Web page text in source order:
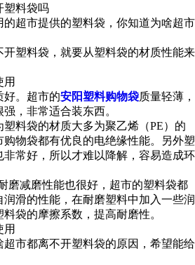
塑料袋吗
超市提供的塑料袋，你知道为啥超市
塑料袋，就要从塑料袋的材质性能来
用
好。超市的安阳塑料购物袋质量轻薄，
，非常适合装东西。
料袋的材质大多为聚乙烯（PE）的
购物袋都有优良的电绝缘性能。另外塑
常好，所以才难以降解，容易造成环
磨减磨性能也很好，超市的塑料袋都
滑的性能，在耐磨塑料中加入一些润
袋的摩擦系数，提高耐磨性。
用
超市都离不开塑料袋的原因，希望能给